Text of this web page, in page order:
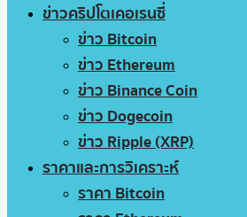
ข่าวคริปโตเคอเรนซี่
ข่าว Bitcoin
ข่าว Ethereum
ข่าว Binance Coin
ข่าว Dogecoin
ข่าว Ripple (XRP)
ราคาและการวิเคราะห์
ราคา Bitcoin